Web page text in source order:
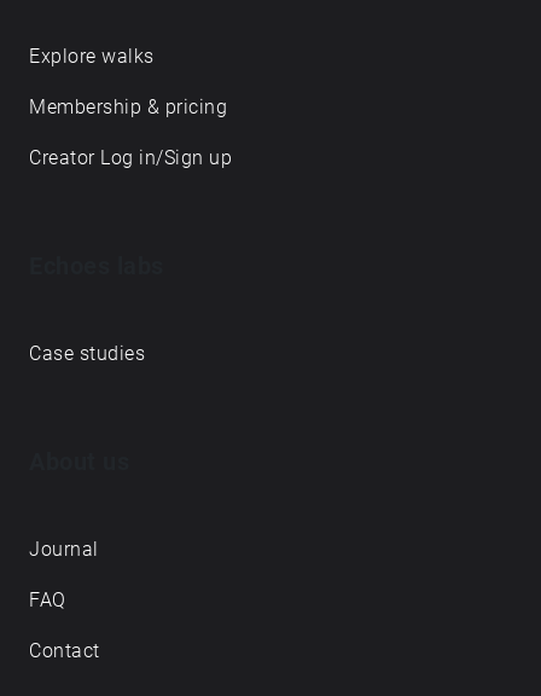
Explore walks
Membership & pricing
Creator Log in/Sign up
Case studies
Journal
FAQ
Contact